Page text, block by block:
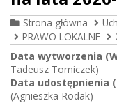
Strona główna
PRAWO LOKALNE
Data wytworzenia
Tadeusz Tomiczek)
Data udostępnienia
(Agnieszka Rodak)